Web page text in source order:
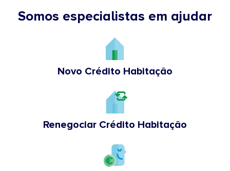
Somos especialistas em ajudar
Novo Crédito Habitação
Renegociar Crédito Habitação